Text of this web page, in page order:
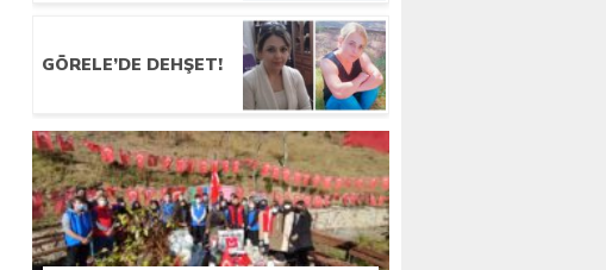
GÖRELE’DE DEHŞET!